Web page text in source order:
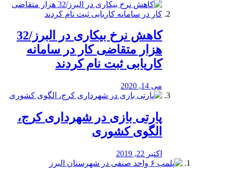
کاهش نرخ بیکاری در البرز/32
هزار متقاضی کار در سامانه
کاریابی ثبت نام کردند
می 14, 2020
پارتی بازی در شهرداری کرج،
الگوی کشوری
اکتبر 22, 2019